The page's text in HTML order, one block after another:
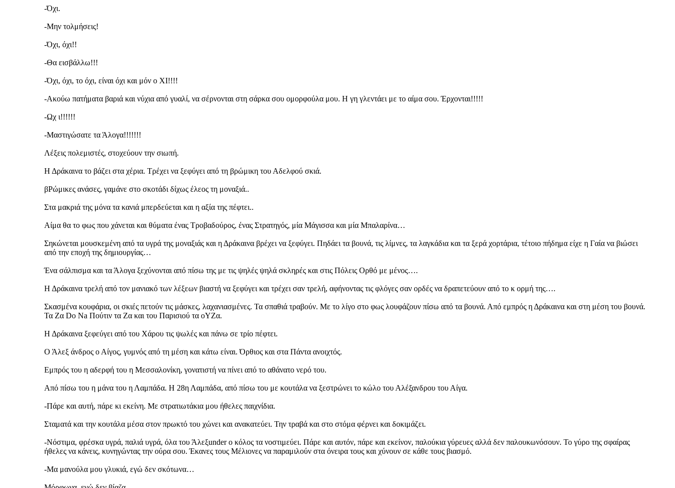
-Όχι.
-Μην τολμήσεις!
-Όχι, όχι!!
-Θα εισβάλλω!!!
-Όχι, όχι, το όχι, είναι όχι και μόν ο ΧΙ!!!!
-Ακούω πατήματα βαριά και νύχια από γυαλί, να σέρνονται στη σάρκα σου ομορφούλα μου. Η γη γλεντάει με το αίμα σου. Έρχονται!!!!!
-Ωχ ι!!!!!!
-Μαστιγώσατε τα Άλογα!!!!!!!
Λέξεις πολεμιστές, στοχεύουν την σιωπή.
Η Δράκαινα το βάζει στα χέρια. Τρέχει να ξεφύγει από τη βρώμικη του Αδελφού σκιά.
βΡώμικες ανάσες, γαμάνε στο σκοτάδι δίχως έλεος τη μοναξιά..
Στα μακριά της μόνα τα κανιά μπερδεύεται και η αξία της πέφτει..
Αίμα θα το φως που χάνεται και θύματα ένας Τροβαδούρος, ένας Στρατηγός, μία Μάγισσα και μία Μπαλαρίνα…
Σηκώνεται μουσκεμένη από τα υγρά της μοναξιάς και η Δράκαινα βρέχει να ξεφύγει. Πηδάει τα βουνά, τις λίμνες, τα λαγκάδια και τα ξερά χορτάρια, τέτοιο πήδημα είχε η Γαία να βιώσει
από την εποχή της δημιουργίας…
Ένα σάλπισμα και τα Άλογα ξεχύνονται από πίσω της με τις ψηλές ψηλά σκληρές και στις Πόλεις Ορθό με μένος….
Η Δράκαινα τρελή από τον μανιακό των λέξεων βιαστή να ξεφύγει και τρέχει σαν τρελή, αφήνοντας τις φλόγες σαν ορδές να δραπετεύουν από το κ ορμή της….
Σκασμένα κουφάρια, οι σκιές πετούν τις μάσκες, λαχανιασμένες. Τα σπαθιά τραβούν. Με το λίγο στο φως λουφάζουν πίσω από τα βουνά. Από εμπρός η Δράκαινα και στη μέση του βουνά.
Τα Ζα Do Na Πούτιν τα Ζα και του Παρισιού τα οΥΖα.
Η Δράκαινα ξεφεύγει από του Χάρου τις ψωλές και πάνω σε τρίο πέφτει.
Ο Άλεξ άνδρος ο Αίγος, γυμνός από τη μέση και κάτω είναι. Όρθιος και στα Πάντα ανοιχτός.
Εμπρός του η αδερφή του η Μεσσαλονίκη, γονατιστή να πίνει από το αθάνατο νερό του.
Από πίσω του η μάνα του η Λαμπάδα. Η 28η Λαμπάδα, από πίσω του με κουτάλα να ξεστρώνει το κώλο του Αλέξανδρου του Αίγα.
-Πάρε και αυτή, πάρε κι εκείνη. Με στρατιωτάκια μου ήθελες παιχνίδια.
Σταματά και την κουτάλα μέσα στον πρωκτό του χώνει και ανακατεύει. Την τραβά και στο στόμα φέρνει και δοκιμάζει.
-Νόστιμα, φρέσκα υγρά, παλιά υγρά, όλα του Άλεξunder ο κόλος τα νοστιμεύει. Πάρε και αυτόν, πάρε και εκείνον, παλούκια γύρευες αλλά δεν παλουκωνόσουν. Το γύρο της σφαίρας
ήθελες να κάνεις, κυνηγώντας την ούρα σου. Έκανες τους Μέλιονες να παραμιλούν στα όνειρα τους και χύνουν σε κάθε τους βιασμό.
-Μα μανούλα μου γλυκιά, εγώ δεν σκότωνα…